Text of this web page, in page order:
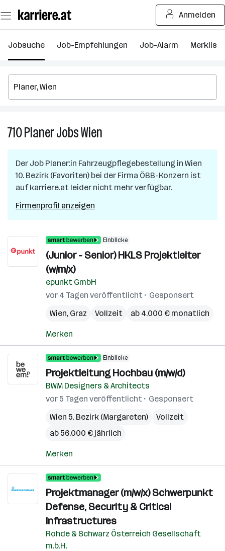
Seiteninhalt
springen
Anmelden
Jobsuche Job-Empfehlungen Job-Alarm Merkliste
710PlanerJobsWien
in
Wien
Der Job Planer:in Fahrzeugpflegebestellung in Wien
10. Bezirk (Favoriten) bei der Firma ÖBB-Konzern ist
auf karriere.at leider nicht mehr verfügbar.
Firmenprofil anzeigen
Einblicke
(Junior - Senior) HKLS Projektleiter
(w/m/x)
epunkt GmbH
vor 4 Tagen veröffentlicht
Gesponsert
Wien, Graz Vollzeit ab 4.000 € monatlich
Merken
Einblicke
Projektleitung Hochbau (m/w/d)
BWM Designers & Architects
vor 5 Tagen veröffentlicht
Gesponsert
Wien 5. Bezirk (Margareten)
Vollzeit
ab 56.000 € jährlich
Merken
Projektmanager (m/w/x) Schwerpunkt
Defense, Security & Critical
Infrastructures
Rohde & Schwarz Österreich Gesellschaft
m.b.H.